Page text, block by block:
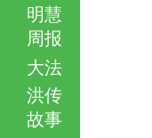
明慧
周报
大法
洪传
故事